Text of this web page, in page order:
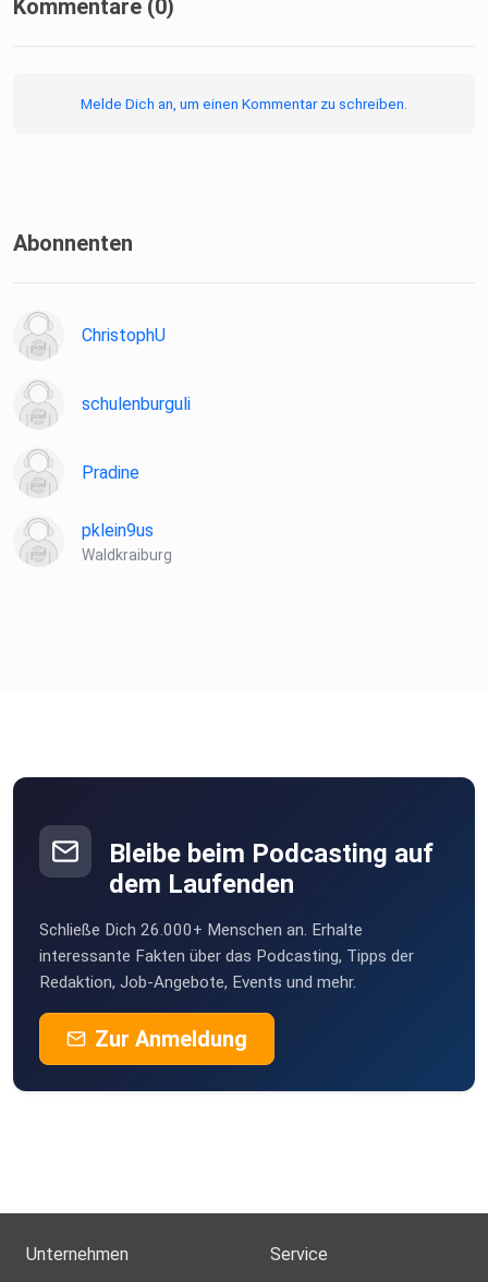
Kommentare (0)
Melde Dich an, um einen Kommentar zu schreiben.
Abonnenten
ChristophU
schulenburguli
Pradine
pklein9us
Waldkraiburg
Bleibe beim Podcasting auf
dem Laufenden
Schließe Dich 26.000+ Menschen an. Erhalte
interessante Fakten über das Podcasting, Tipps der
Redaktion, Job-Angebote, Events und mehr.
Zur Anmeldung
Unternehmen Service